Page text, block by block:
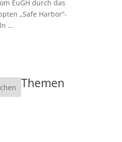
EuGH durch das
„Safe Harbor“-
…
Themen